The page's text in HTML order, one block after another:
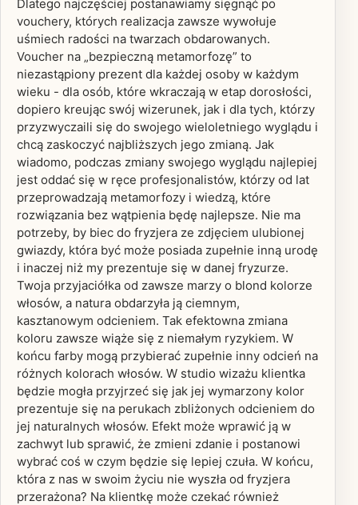
Dlatego najczęściej postanawiamy sięgnąć po
vouchery, których realizacja zawsze wywołuje
uśmiech radości na twarzach obdarowanych.
Voucher na „bezpieczną metamorfozę” to
niezastąpiony prezent dla każdej osoby w każdym
wieku - dla osób, które wkraczają w etap dorosłości,
dopiero kreując swój wizerunek, jak i dla tych, którzy
przyzwyczaili się do swojego wieloletniego wyglądu i
chcą zaskoczyć najbliższych jego zmianą. Jak
wiadomo, podczas zmiany swojego wyglądu najlepiej
jest oddać się w ręce profesjonalistów, którzy od lat
przeprowadzają metamorfozy i wiedzą, które
rozwiązania bez wątpienia będę najlepsze. Nie ma
potrzeby, by biec do fryzjera ze zdjęciem ulubionej
gwiazdy, która być może posiada zupełnie inną urodę
i inaczej niż my prezentuje się w danej fryzurze.
Twoja przyjaciółka od zawsze marzy o blond kolorze
włosów, a natura obdarzyła ją ciemnym,
kasztanowym odcieniem. Tak efektowna zmiana
koloru zawsze wiąże się z niemałym ryzykiem. W
końcu farby mogą przybierać zupełnie inny odcień na
różnych kolorach włosów. W studio wizażu klientka
będzie mogła przyjrzeć się jak jej wymarzony kolor
prezentuje się na perukach zbliżonych odcieniem do
jej naturalnych włosów. Efekt może wprawić ją w
zachwyt lub sprawić, że zmieni zdanie i postanowi
wybrać coś w czym będzie się lepiej czuła. W końcu,
która z nas w swoim życiu nie wyszła od fryzjera
przerażona? Na klientkę może czekać również